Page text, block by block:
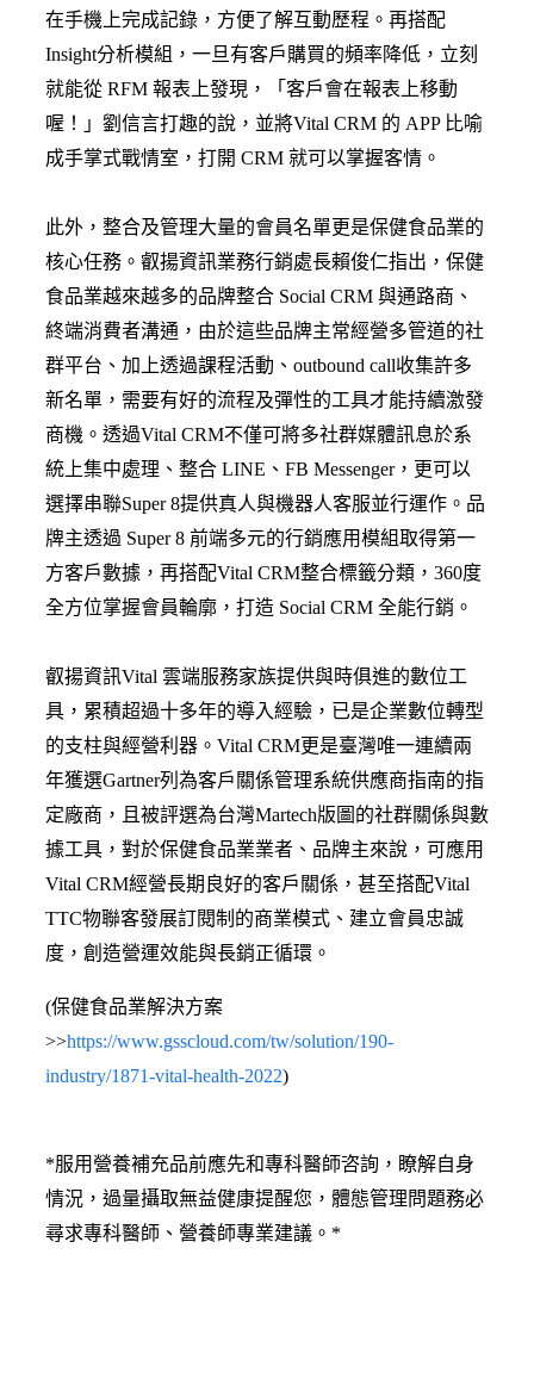
在手機上完成記錄，方便了解互動歷程。再搭配
Insight分析模組，一旦有客戶購買的頻率降低，立刻
就能從 RFM 報表上發現，「客戶會在報表上移動
喔！」劉信言打趣的說，並將Vital CRM 的 APP 比喻
成手掌式戰情室，打開 CRM 就可以掌握客情。
此外，整合及管理大量的會員名單更是保健食品業的
核心任務。叡揚資訊業務行銷處長賴俊仁指出，保健
食品業越來越多的品牌整合 Social CRM 與通路商、
終端消費者溝通，由於這些品牌主常經營多管道的社
群平台、加上透過課程活動、outbound call收集許多
新名單，需要有好的流程及彈性的工具才能持續激發
商機。透過Vital CRM不僅可將多社群媒體訊息於系
統上集中處理、整合 LINE、FB Messenger，更可以
選擇串聯Super 8提供真人與機器人客服並行運作。品
牌主透過 Super 8 前端多元的行銷應用模組取得第一
方客戶數據，再搭配Vital CRM整合標籤分類，360度
全方位掌握會員輪廓，打造 Social CRM 全能行銷。
叡揚資訊Vital 雲端服務家族提供與時俱進的數位工
具，累積超過十多年的導入經驗，已是企業數位轉型
的支柱與經營利器。Vital CRM更是臺灣唯一連續兩
年獲選Gartner列為客戶關係管理系統供應商指南的指
定廠商，且被評選為台灣Martech版圖的社群關係與數
據工具，對於保健食品業業者、品牌主來說，可應用
Vital CRM經營長期良好的客戶關係，甚至搭配Vital
TTC物聯客發展訂閱制的商業模式、建立會員忠誠
度，創造營運效能與長銷正循環。
(保健食品業解決方案
>>https://www.gsscloud.com/tw/solution/190-
industry/1871-vital-health-2022)
*服用營養補充品前應先和專科醫師咨詢，瞭解自身
情況，過量攝取無益健康提醒您，體態管理問題務必
尋求專科醫師、營養師專業建議。*